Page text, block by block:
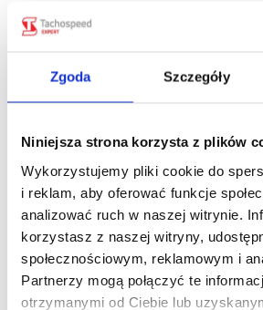
Zgoda Szczegóły
Niniejsza strona korzysta z plików
Wykorzystujemy pliki cookie do
i reklam, aby oferować funkcje
analizować ruch w naszej witrynie.
korzystasz z naszej witryny,
społecznościowym, reklamowym i
Partnerzy mogą połączyć te
otrzymanymi od Ciebie lub
Prezydent podpisał
ustawy o transporcie
drogowym